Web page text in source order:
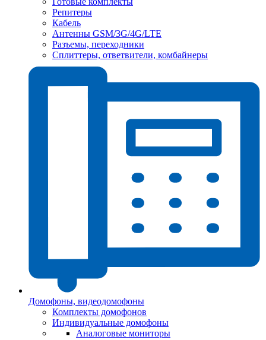
Репитеры
Кабель
Антенны GSM/3G/4G/LTE
Разъемы, переходники
Сплиттеры, ответвители, комбайнеры
Домофоны, видеодомофоны
Комплекты домофонов
Индивидуальные домофоны
Аналоговые мониторы